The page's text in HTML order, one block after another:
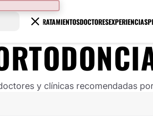
TRATAMIENTOSDOCTORESEXPERIENCIAS
y clínicas recomendadas